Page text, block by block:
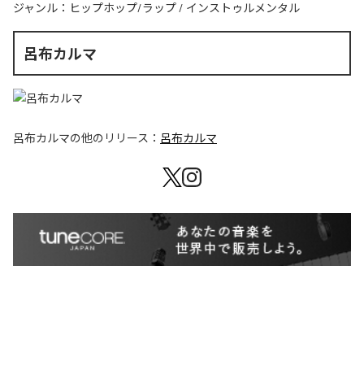
ジャンル： ヒップホップ/ラップ / インストゥルメンタル
呂布カルマ
呂布カルマの他のリリース： 呂布カルマ